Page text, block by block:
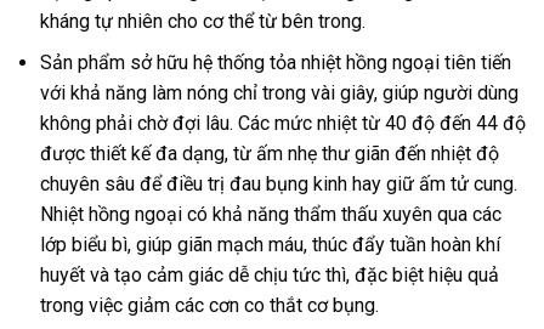
kháng tự nhiên cho cơ thể từ bên trong.
Sản phẩm sở hữu hệ thống tỏa nhiệt hồng ngoại tiên tiến
với khả năng làm nóng chỉ trong vài giây, giúp người dùng
không phải chờ đợi lâu. Các mức nhiệt từ 40 độ đến 44 độ
được thiết kế đa dạng, từ ấm nhẹ thư giãn đến nhiệt độ
chuyên sâu để điều trị đau bụng kinh hay giữ ấm tử cung.
Nhiệt hồng ngoại có khả năng thẩm thấu xuyên qua các
lớp biểu bì, giúp giãn mạch máu, thúc đẩy tuần hoàn khí
huyết và tạo cảm giác dễ chịu tức thì, đặc biệt hiệu quả
trong việc giảm các cơn co thắt cơ bụng.